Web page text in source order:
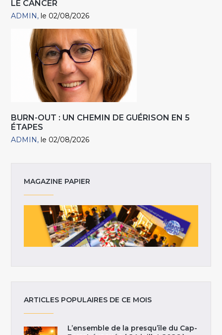
LE CANCER
ADMIN le 02/08/2026
BURN-OUT : UN CHEMIN DE GUÉRISON EN 5
ÉTAPES
ADMIN le 02/08/2026
MAGAZINE PAPIER
ARTICLES POPULAIRES DE CE MOIS
L’ensemble de la presqu’île du Cap-